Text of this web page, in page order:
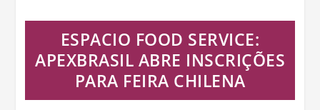
ESPACIO FOOD SERVICE:
APEXBRASIL ABRE INSCRIÇÕES
PARA FEIRA CHILENA